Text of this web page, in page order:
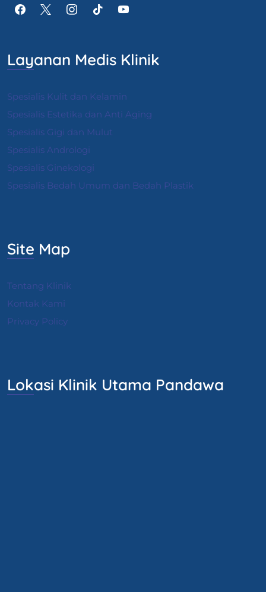
Layanan Medis Klinik
Spesialis Kulit dan Kelamin
Spesialis Estetika dan Anti Aging
Spesialis Gigi dan Mulut
Spesialis Andrologi
Spesialis Ginekologi
Spesialis Bedah Umum dan Bedah Plastik
Site Map
Tentang Klinik
Kontak Kami
Privacy Policy
Lokasi Klinik Utama Pandawa